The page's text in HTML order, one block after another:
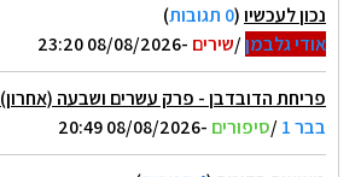
נכון לעכשיו(0 תגובות
)
אודי גלבמן/שירים -08/08/2026 23:20
פריחת הדובדבן - פרק עשרים ושבעה (אחרון)
בבר 1
/סיפורים -08/08/2026 20:49